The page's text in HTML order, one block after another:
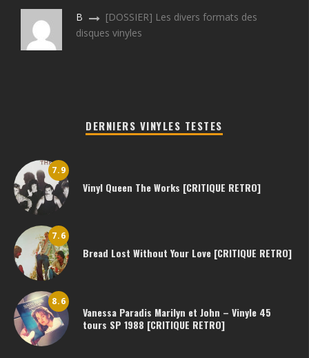
B
[DOSSIER] Les divers formats des
disques vinyles
DERNIERS VINYLES TESTES
7.9
Vinyl Queen The Works [CRITIQUE RETRO]
7.6
Bread Lost Without Your Love [CRITIQUE RETRO]
8.6
Vanessa Paradis Marilyn et John – Vinyle 45
tours SP 1988 [CRITIQUE RETRO]